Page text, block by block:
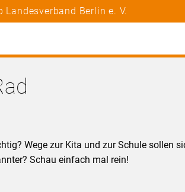
Berlin e. V.
Wege zur Kita und zur Schule sollen
Schau einfach mal rein!